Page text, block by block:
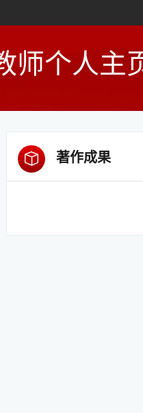
师个人主
著作成果